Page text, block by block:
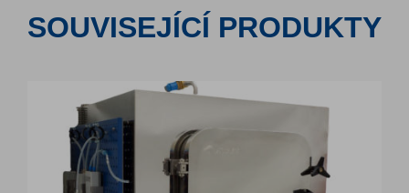
SOUVISEJÍCÍ PRODUKTY